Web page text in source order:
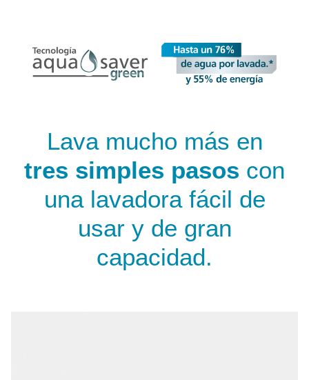
Lava mucho más en
tres simples pasos con
una lavadora fácil de
usar y de gran
capacidad.